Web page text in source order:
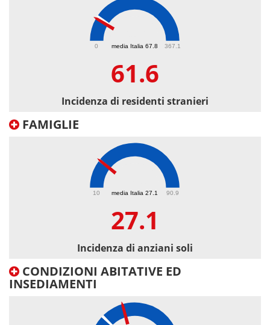
media Italia 67.8
0 367.1
61.6
Incidenza di residenti stranieri
FAMIGLIE
media Italia 27.1
10 90.9
27.1
Incidenza di anziani soli
CONDIZIONI ABITATIVE ED
INSEDIAMENTI